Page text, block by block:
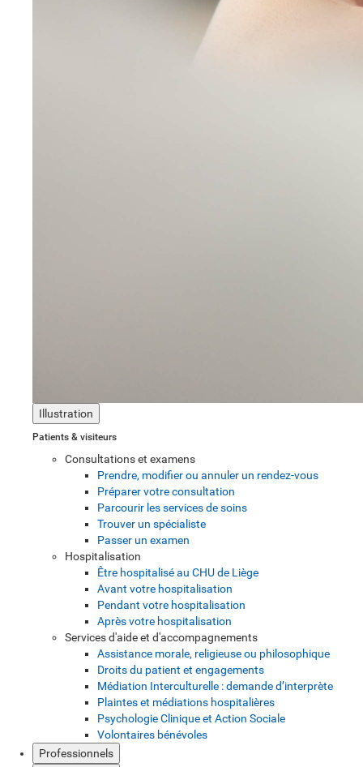
Illustration
Patients & visiteurs
Consultations et examens
Prendre, modifier ou annuler un rendez-vous
Préparer votre consultation
Parcourir les services de soins
Trouver un spécialiste
Passer un examen
Hospitalisation
Être hospitalisé au CHU de Liège
Avant votre hospitalisation
Pendant votre hospitalisation
Après votre hospitalisation
Services d'aide et d'accompagnements
Assistance morale, religieuse ou philosophique
Droits du patient et engagements
Médiation Interculturelle : demande d’interprète
Plaintes et médiations hospitalières
Psychologie Clinique et Action Sociale
Volontaires bénévoles
Professionnels